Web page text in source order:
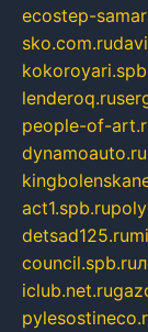
ecostep-
sko.com.ru
lenderoq.ru
people-of-
dynamoauto.ru
act1.spb.ru
detsad125.ru
council.spb.ru
iclub.net.ru